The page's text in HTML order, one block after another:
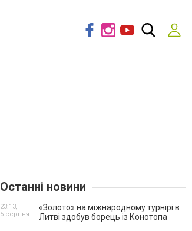
Останні новини
«Золото» на міжнародному турнірі в
Литві здобув борець із Конотопа
23:13,
5 серпня